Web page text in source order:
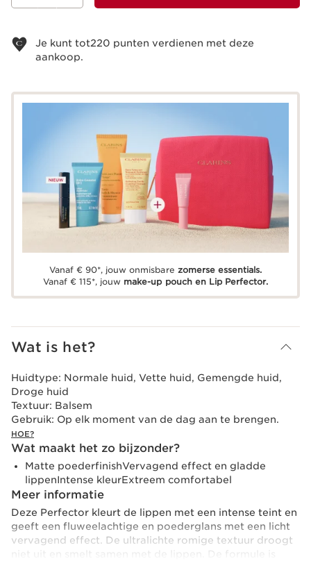
Je kunt tot220 punten verdienen met deze
aankoop.
Vanaf € 90*, jouw onmisbare zomerse essentials.
Vanaf € 115*, jouw make-up pouch en Lip Perfector.
Wat is het?
Huidtype: Normale huid, Vette huid, Gemengde huid,
Droge huid
Textuur: Balsem
Gebruik: Op elk moment van de dag aan te brengen.
HOE?
Wat maakt het zo bijzonder?
Matte poederfinishVervagend effect en gladde
lippenIntense kleurExtreem comfortabel
Meer informatie
Deze Perfector kleurt de lippen met een intense teint en
geeft een fluweelachtige en poederglans met een licht
vervagend effect. De ultralichte romige textuur droogt
niet uit en smelt samen met de lippen. De formule is